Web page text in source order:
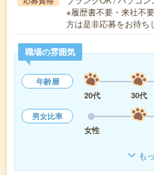
※履歴書不要・来社不
方は是非応募をお待
職場の雰囲気
年齢層
20代
30代
男女比率
女性
も